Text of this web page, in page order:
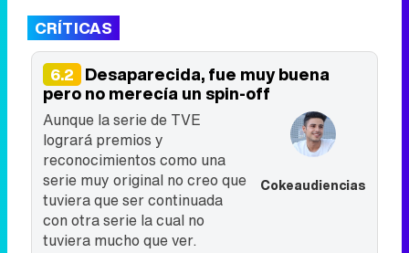
CRÍTICAS
6.2 Desaparecida, fue muy buena
pero no merecía un spin-off
Cokeaudiencias
Aunque la serie de TVE
logrará premios y
reconocimientos como una
serie muy original no creo que
tuviera que ser continuada
con otra serie la cual no
tuviera mucho que ver.